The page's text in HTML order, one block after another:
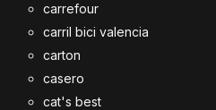
carrefour
carril bici valencia
carton
casero
cat's best